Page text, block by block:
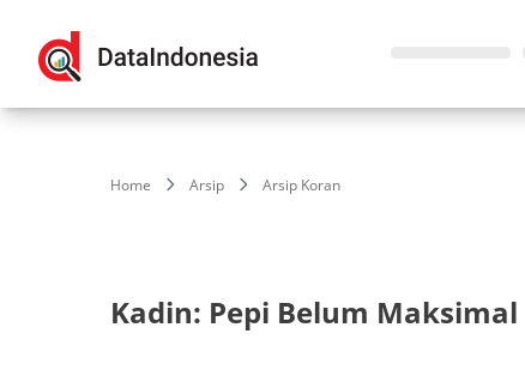
Home Arsip Arsip Koran
Kadin: Pepi Belum Maksimal